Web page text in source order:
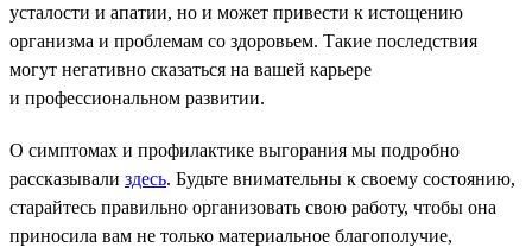
усталости и апатии, но и может привести к истощению
организма и проблемам со здоровьем. Такие последствия
могут негативно сказаться на вашей карьере
и профессиональном развитии.
О симптомах и профилактике выгорания мы подробно
рассказывали здесь. Будьте внимательны к своему состоянию,
старайтесь правильно организовать свою работу, чтобы она
приносила вам не только материальное благополучие,